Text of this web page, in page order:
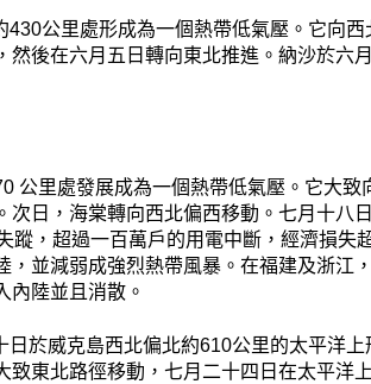
公里處形成為一個熱帶低氣壓。它向
後在六月五日轉向東北推進。納沙於六
公里處發展成為一個熱帶低氣壓。它大致
日，海棠轉向西北偏西移動。七月十八
蹤，超過一百萬戶的用電中斷，經濟損失
，並減弱成強烈熱帶風暴。在福建及浙江
內陸並且消散。
日於威克島西北偏北約610公里的太平洋
東北路徑移動，七月二十四日在太平洋